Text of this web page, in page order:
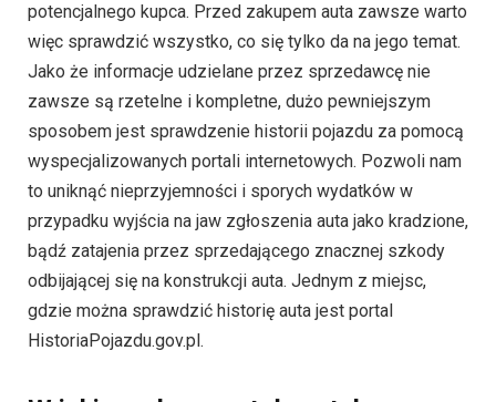
potencjalnego kupca. Przed zakupem auta zawsze warto
więc sprawdzić wszystko, co się tylko da na jego temat.
Jako że informacje udzielane przez sprzedawcę nie
zawsze są rzetelne i kompletne, dużo pewniejszym
sposobem jest sprawdzenie historii pojazdu za pomocą
wyspecjalizowanych portali internetowych. Pozwoli nam
to uniknąć nieprzyjemności i sporych wydatków w
przypadku wyjścia na jaw zgłoszenia auta jako kradzione,
bądź zatajenia przez sprzedającego znacznej szkody
odbijającej się na konstrukcji auta. Jednym z miejsc,
gdzie można sprawdzić historię auta jest portal
HistoriaPojazdu.gov.pl.